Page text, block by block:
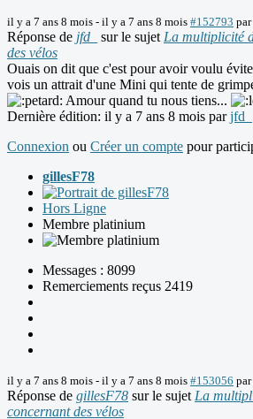
il y a 7 ans 8 mois - il y a 7 ans 8 mois #152793 par
Réponse de jfd_ sur le sujet La multiplicité
des vélos
Ouais on dit que c'est pour avoir voulu
vois un attrait d'une Mini qui tente de
Amour quand tu nous tiens...
Dernière édition: il y a 7 ans 8 mois parjfd_
Connexion ou Créer un compte pour
gillesF78
Hors Ligne
Membre platinium
Messages : 8099
Remerciements reçus 2419
il y a 7 ans 8 mois - il y a 7 ans 8 mois #153056 par
Réponse de gillesF78 sur le sujet La
concernant des vélos